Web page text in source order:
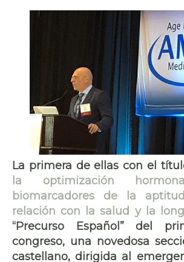
La primera de ellas con el
la optimización
biomarcadores de la
relación con la salud y la
“Precurso Español” del
congreso, una novedosa
castellano, dirigida al